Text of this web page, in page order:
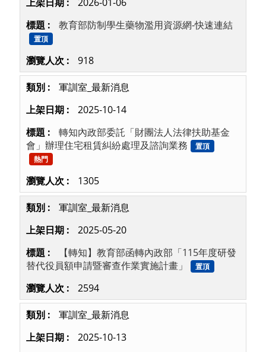
教育部防制學生藥物濫用資源網-快速連結
置頂
918
軍訓室_最新消息
2025-10-14
轉知內政部委託「財團法人法律扶助基金
會」辦理住宅租賃糾紛處理及諮詢業務
置頂
熱門
1305
軍訓室_最新消息
2025-05-20
【轉知】教育部函轉內政部「115年度研發
替代役員額申請暨審查作業實施計畫」
置頂
2594
軍訓室_最新消息
2025-10-13